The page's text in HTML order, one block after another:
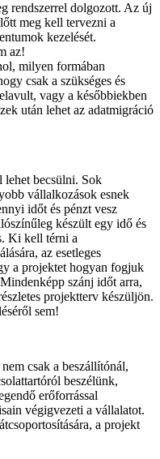
rendszerrel dolgozott. Az új
meg kell tervezni a
kezelését.
az!
milyen formában
csak a szükséges és
vagy a későbbiekben
után lehet az adatmigráció
lehet becsülni. Sok
vállalkozások esnek
időt és pénzt vesz
készült egy idő és
Ki kell térni a
az esetleges
a projektet hogyan fogjuk
szánj időt arra,
projektterv készüljön.
sem!
csak a beszállítónál,
beszélünk,
erőforrással
végigvezeti a vállalatot.
a projekt